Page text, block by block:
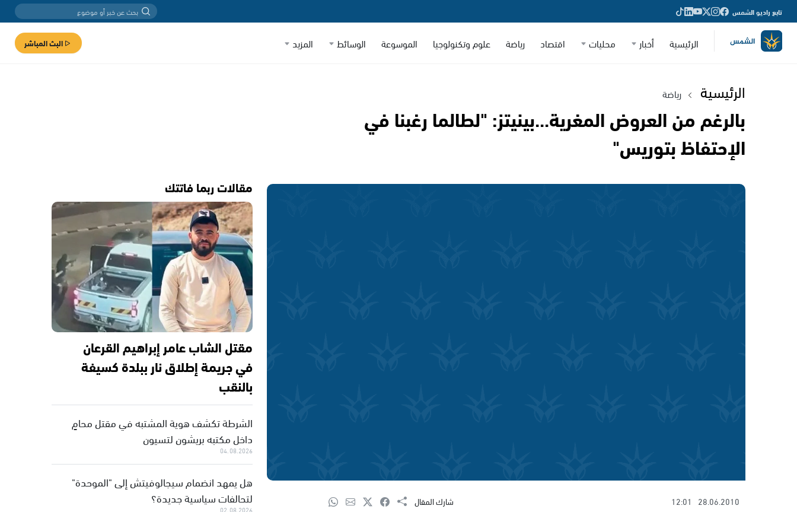
تابع راديو الشمس
الرئيسية أخبار محليات اقتصاد رياضة علوم وتكنولوجيا الموسوعة الوسائط المزيد البث المباشر
الرئيسية رياضة
بالرغم من العروض المغرية...بينيتز: "لطالما رغبنا في
الإحتفاظ بتوريس"
28.06.2010
12:01 شارك المقال
مقالات ربما فاتتك
مقتل الشاب عامر إبراهيم القرعان
في جريمة إطلاق نار ببلدة كسيفة
بالنقب
الشرطة تكشف هوية المشتبه في مقتل محامٍ
داخل مكتبه بريشون لتسيون
04.08.2026
هل يمهد انضمام سيجالوفيتش إلى "الموحدة"
لتحالفات سياسية جديدة؟
02.08.2026